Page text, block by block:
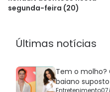
segunda-feira (20)
Últimas notícias
Tem o molho?
baiano